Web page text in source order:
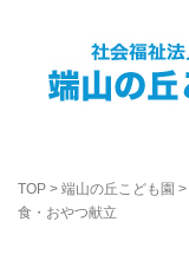
TOP > 端山の丘こども園 >
食・おやつ献立